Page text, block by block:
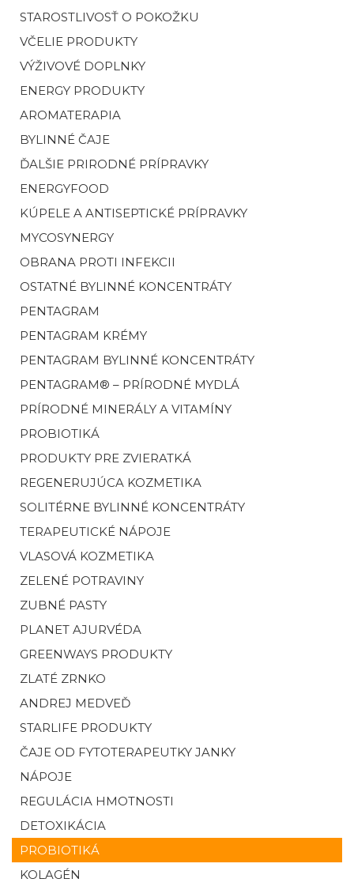
STAROSTLIVOSŤ O POKOŽKU
VČELIE PRODUKTY
VÝŽIVOVÉ DOPLNKY
ENERGY PRODUKTY
AROMATERAPIA
BYLINNÉ ČAJE
ĎALŠIE PRIRODNÉ PRÍPRAVKY
ENERGYFOOD
KÚPELE A ANTISEPTICKÉ PRÍPRAVKY
MYCOSYNERGY
OBRANA PROTI INFEKCII
OSTATNÉ BYLINNÉ KONCENTRÁTY
PENTAGRAM
PENTAGRAM KRÉMY
PENTAGRAM BYLINNÉ KONCENTRÁTY
PENTAGRAM® – PRÍRODNÉ MYDLÁ
PRÍRODNÉ MINERÁLY A VITAMÍNY
PROBIOTIKÁ
PRODUKTY PRE ZVIERATKÁ
REGENERUJÚCA KOZMETIKA
SOLITÉRNE BYLINNÉ KONCENTRÁTY
TERAPEUTICKÉ NÁPOJE
VLASOVÁ KOZMETIKA
ZELENÉ POTRAVINY
ZUBNÉ PASTY
PLANET AJURVÉDA
GREENWAYS PRODUKTY
ZLATÉ ZRNKO
ANDREJ MEDVEĎ
STARLIFE PRODUKTY
ČAJE OD FYTOTERAPEUTKY JANKY
NÁPOJE
REGULÁCIA HMOTNOSTI
DETOXIKÁCIA
PROBIOTIKÁ
KOLAGÉN